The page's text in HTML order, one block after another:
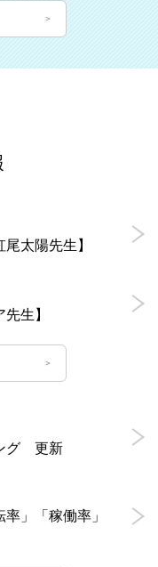
太陽先生】
生】
グ 更新
」「稼働率」